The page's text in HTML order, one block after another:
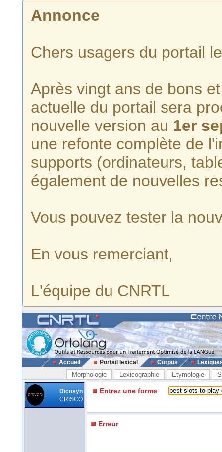
Annonce
Chers usagers du portail
Après vingt ans de bons
actuelle du portail sera
nouvelle version au 1er
une refonte complète de
supports (ordinateurs,
également de nouvelles
Vous pouvez tester la
En vous remerciant,
L'équipe du CNRTL
Accueil Portail lexical Corpus
Morphologie Lexicographie Etymologie
Dicosyn
CRISCO
Entrez une forme
Erreur